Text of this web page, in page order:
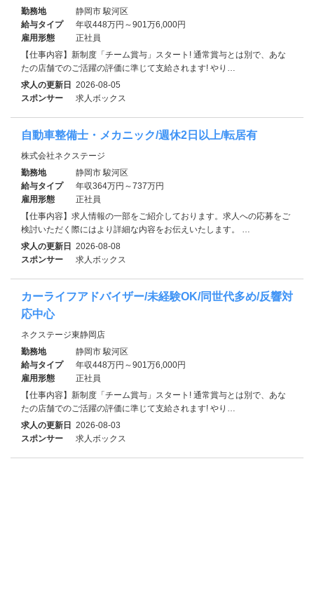
勤務地
静岡市 駿河区
給与タイプ
年収448万円～901万6,000円
雇用形態
正社員
【仕事内容】新制度「チーム賞与」スタート! 通常賞与とは別で、あな
たの店舗でのご活躍の評価に準じて支給されます! やり…
求人の更新日 2026-08-05
スポンサー
求人ボックス
自動車整備士・メカニック/週休2日以上/転居有
株式会社ネクステージ
勤務地
静岡市 駿河区
給与タイプ
年収364万円～737万円
雇用形態
正社員
【仕事内容】求人情報の一部をご紹介しております。求人への応募をご
検討いただく際にはより詳細な内容をお伝えいたします。 …
求人の更新日 2026-08-08
スポンサー
求人ボックス
カーライフアドバイザー/未経験OK/同世代多め/反響対
応中心
ネクステージ東静岡店
勤務地
静岡市 駿河区
給与タイプ
年収448万円～901万6,000円
雇用形態
正社員
【仕事内容】新制度「チーム賞与」スタート! 通常賞与とは別で、あな
たの店舗でのご活躍の評価に準じて支給されます! やり…
求人の更新日 2026-08-03
スポンサー
求人ボックス